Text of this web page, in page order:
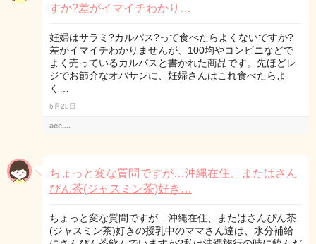
すか?差がイマイチわかり…
妊婦はサラミ?カルパス?って食べたらよくないですか?
差がイマイチわかりませんが、100均やコンビニなどで
よく売っているカルパスと書かれた商品です。先ほどレ
ジでお節介なオバサンに、妊婦さんはこれ食べたらよ
く…
6月28日
ace....
ちょっと変な質問ですが…沖縄在住、またはさん
ぴん茶(ジャスミン茶)好き…
ちょっと変な質問ですが…沖縄在住、またはさんぴん茶
(ジャスミン茶)好きの授乳中のママさん達は、水分補給